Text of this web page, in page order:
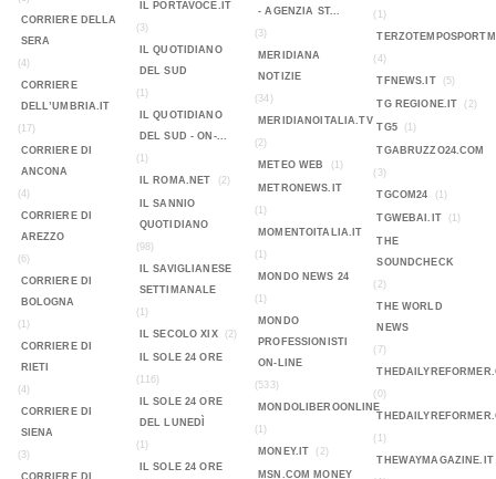
CORRIERE DELLA
SERA
(4)
CORRIERE
DELL’UMBRIA.IT
(17)
CORRIERE DI
ANCONA
(4)
CORRIERE DI
AREZZO
(6)
CORRIERE DI
BOLOGNA
(1)
CORRIERE DI
RIETI
(4)
CORRIERE DI
SIENA
(3)
IL PORTAVOCE.IT
(3)
IL QUOTIDIANO
DEL SUD
(1)
IL QUOTIDIANO
DEL SUD - ON-...
(1)
IL ROMA.NET
(2)
IL SANNIO
QUOTIDIANO
(98)
IL SAVIGLIANESE
SETTIMANALE
(1)
IL SECOLO XIX
(2)
IL SOLE 24 ORE
(116)
IL SOLE 24 ORE
DEL LUNEDÌ
(1)
IL SOLE 24 ORE
- AGENZIA ST...
(3)
MERIDIANA
NOTIZIE
(34)
MERIDIANOITALIA.TV
(2)
METEO WEB
(1)
METRONEWS.IT
(1)
MOMENTOITALIA.IT
(1)
MONDO NEWS 24
(1)
MONDO
PROFESSIONISTI
ON-LINE
(533)
MONDOLIBEROONLINE
(1)
MONEY.IT
(2)
MSN.COM MONEY
(1)
(4)
TFNEWS.IT
(5)
TG REGIONE.IT (2)
TG5 (1)
TGABRUZZO24.COM
(3)
TGCOM24
(1)
TGWEBAI.IT (1)
THE
SOUNDCHECK
(2)
THE WORLD
NEWS
(7)
(0)
(1)
THEWAYMAGAZINE.IT